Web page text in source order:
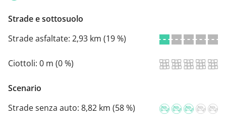
Strade e sottosuolo
Strade asfaltate: 2,93 km (19 %)
Ciottoli: 0 m (0 %)
Scenario
Strade senza auto: 8,82 km (58 %)